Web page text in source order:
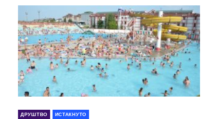
ДРУШТВО ИСТАКНУТО